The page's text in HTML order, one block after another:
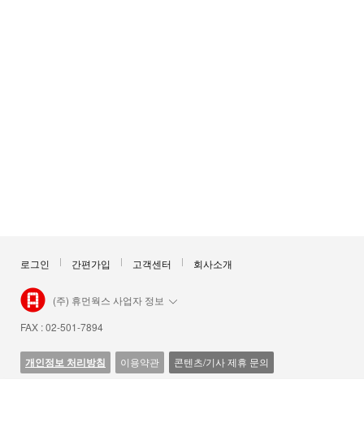
로그인 간편가입 고객센터 회사소개
(주) 휴먼웍스 사업자 정보
FAX : 02-501-7894
개인정보 처리방침 이용약관 콘텐츠/기사 제휴 문의